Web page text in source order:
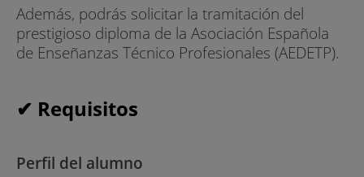
Además, podrás solicitar la tramitación del
prestigioso diploma de la Asociación Española
de Enseñanzas Técnico Profesionales (AEDETP).
✔ Requisitos
Perfil del alumno